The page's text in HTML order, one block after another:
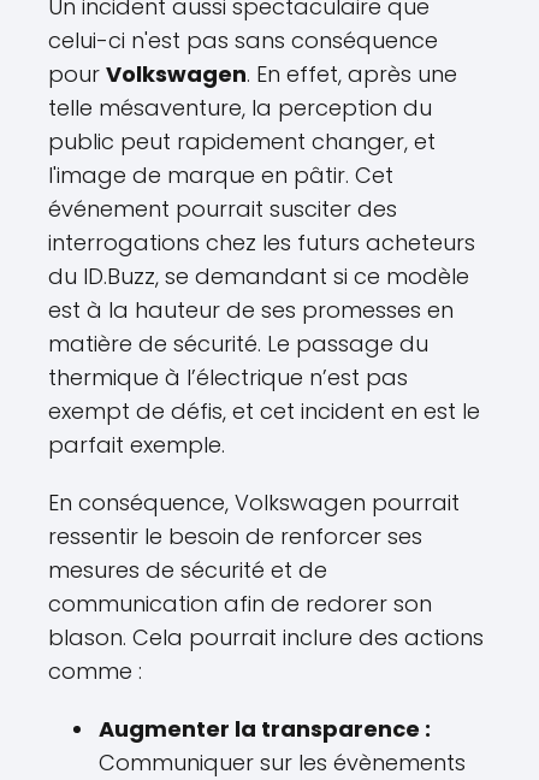
Un incident aussi spectaculaire que
celui-ci n'est pas sans conséquence
pour Volkswagen. En effet, après une
telle mésaventure, la perception du
public peut rapidement changer, et
l'image de marque en pâtir. Cet
événement pourrait susciter des
interrogations chez les futurs acheteurs
du ID.Buzz, se demandant si ce modèle
est à la hauteur de ses promesses en
matière de sécurité. Le passage du
thermique à l’électrique n’est pas
exempt de défis, et cet incident en est le
parfait exemple.
En conséquence, Volkswagen pourrait
ressentir le besoin de renforcer ses
mesures de sécurité et de
communication afin de redorer son
blason. Cela pourrait inclure des actions
comme :
Augmenter la transparence :
Communiquer sur les évènements